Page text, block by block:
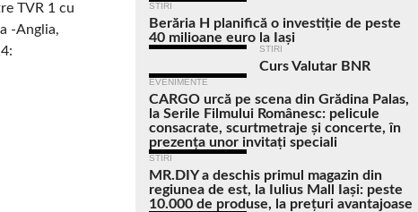
TVR 1 cu
-Anglia,
STIRI
Berăria H planifică o investiție de peste
40 milioane euro la Iași
STIRI
Curs Valutar BNR
EVENIMENTE
CARGO urcă pe scena din Grădina Palas,
la Serile Filmului Românesc: pelicule
consacrate, scurtmetraje și concerte, în
prezența unor invitați speciali
STIRI
MR.DIY a deschis primul magazin din
regiunea de est, la Iulius Mall Iași: peste
10.000 de produse, la prețuri avantajoase